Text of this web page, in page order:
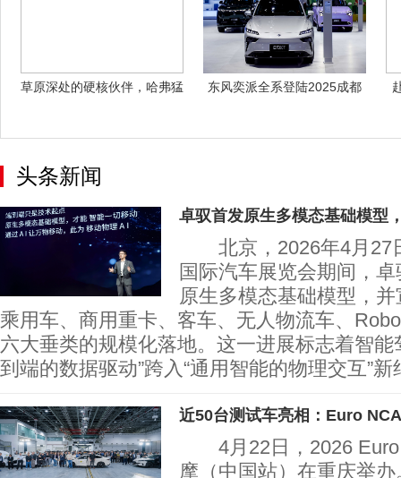
草原深处的硬核伙伴，哈弗猛
东风奕派全系登陆2025成都
头条新闻
卓驭首发原生多模态基础模型
北京，2026年4月27
国际汽车展览会期间，
原生多模态基础模型，
乘用车、商用重卡、客车、无人物流车、
六大垂类的规模化落地。这一进展标志着智能
到端的数据驱动”跨入“通用智能的物理交互”新
近50台测试车亮相：Euro NCA
4月22日，2026 Euro
摩（中国站）在重庆举